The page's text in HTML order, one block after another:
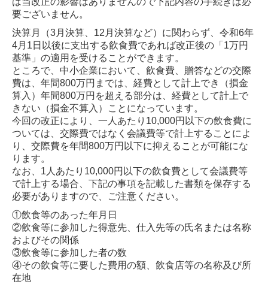
要ございません。
決算月（3月決算、12月決算など）に関わらず、令和6年
4月1日以後に支出する飲食費であれば改正後の「1万円
基準」の適用を受けることができます。
ところで、中小企業において、飲食費、贈答などの交際
費は、年間800万円までは、経費として計上でき（損金
算入）年間800万円を超える部分は、経費として計上で
きない（損金不算入）ことになっています。
今回の改正により、一人あたり10,000円以下の飲食費に
ついては、交際費ではなく会議費等で計上することによ
り、交際費を年間800万円以下に抑えることが可能にな
ります。
なお、1人あたり10,000円以下の飲食費として会議費等
で計上する場合、下記の事項を記載した書類を保存する
必要がありますので、ご注意ください。
①飲食等のあった年月日
②飲食等に参加した得意先、仕入先等の氏名または名称
およびその関係
③飲食等に参加した者の数
④その飲食等に要した費用の額、飲食店等の名称及び所
在地